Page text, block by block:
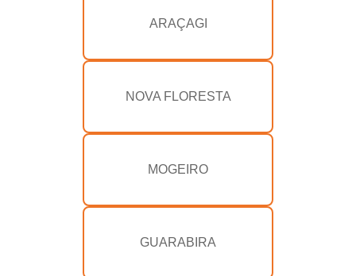
ARAÇAGI
NOVA FLORESTA
MOGEIRO
GUARABIRA